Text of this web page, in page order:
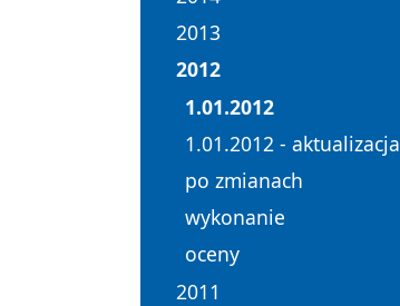
2013
2012
1.01.2012
1.01.2012 - aktualizacja
po zmianach
wykonanie
oceny
2011